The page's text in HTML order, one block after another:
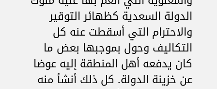
الدولة السعدية كظهائر التوقير
والاحترام التي أسقطت عنه كل
التكاليف وحول بموجبها بعض ما
كان يدفعه أهل المنطقة إليه عوضا
عن خزينة الدولة. كل ذلك أنشأ منه